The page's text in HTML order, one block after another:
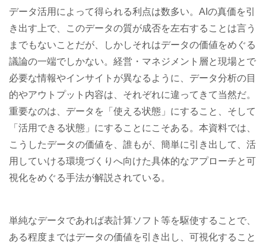
データ活用によって得られる利点は数多い。AIの真価を引
き出す上で、このデータの質が成否を左右することは言う
までもないことだが、しかしそれはデータの価値をめぐる
議論の一端でしかない。経営・マネジメント層と現場とで
必要な情報やインサイトが異なるように、データ分析の目
的やアウトプット内容は、それぞれに違ってきて当然だ。
重要なのは、データを「使える状態」にすること、そして
「活用できる状態」にすることにこそある。本資料では、
こうしたデータの価値を、誰もが、簡単に引き出して、活
用していける環境づくりへ向けた具体的なアプローチと可
視化をめぐる手法が解説されている。
単純なデータであれば表計算ソフト等を駆使することで、
ある程度まではデータの価値を引き出し、可視化すること